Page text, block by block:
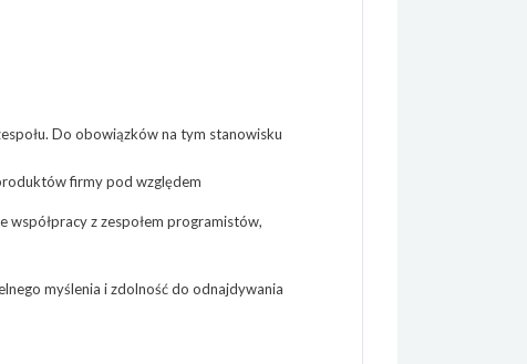
Do obowiązków na tym stanowisku
firmy pod względem
z zespołem programistów,
myślenia i zdolność do odnajdywania